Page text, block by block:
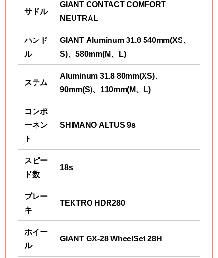
サドル
GIANT CONTACT COMFORT
NEUTRAL
ハンド
ル
GIANT Aluminum 31.8 540mm(XS、
S)、580mm(M、L)
ステム
Aluminum 31.8 80mm(XS)、
90mm(S)、110mm(M、L)
コンポ
ーネン
ト
SHIMANO ALTUS 9s
スピー
ド数
18s
ブレー
キ
TEKTRO HDR280
ホイー
ル
GIANT GX-28 WheelSet 28H